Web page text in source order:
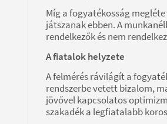
Míg a fogyatékosság
játszanak ebben. A
rendelkezők és nem
A fiatalok helyzete
A felmérés rávilágít a
rendszerbe vetett bizalom,
jövővel kapcsolatos
szakadék a legfiatalabb